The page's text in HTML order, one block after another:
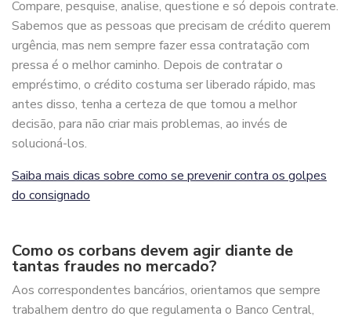
Compare, pesquise, analise, questione e só depois contrate.
Sabemos que as pessoas que precisam de crédito querem
urgência, mas nem sempre fazer essa contratação com
pressa é o melhor caminho. Depois de contratar o
empréstimo, o crédito costuma ser liberado rápido, mas
antes disso, tenha a certeza de que tomou a melhor
decisão, para não criar mais problemas, ao invés de
solucioná-los.
Saiba mais dicas sobre como se prevenir contra os golpes
do consignado
Como os corbans devem agir diante de
tantas fraudes no mercado?
Aos correspondentes bancários, orientamos que sempre
trabalhem dentro do que regulamenta o Banco Central,